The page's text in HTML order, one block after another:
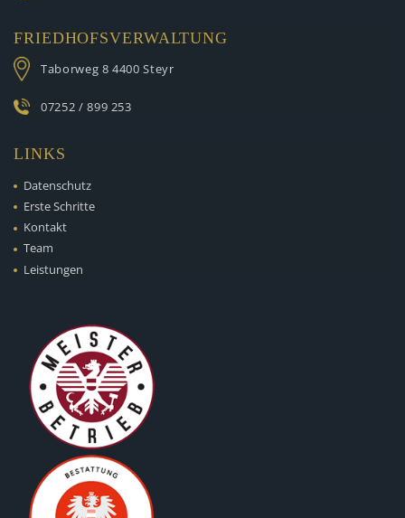
FRIEDHOFSVERWALTUNG
Taborweg 8 4400 Steyr
07252 / 899 253
LINKS
Datenschutz
Erste Schritte
Kontakt
Team
Leistungen